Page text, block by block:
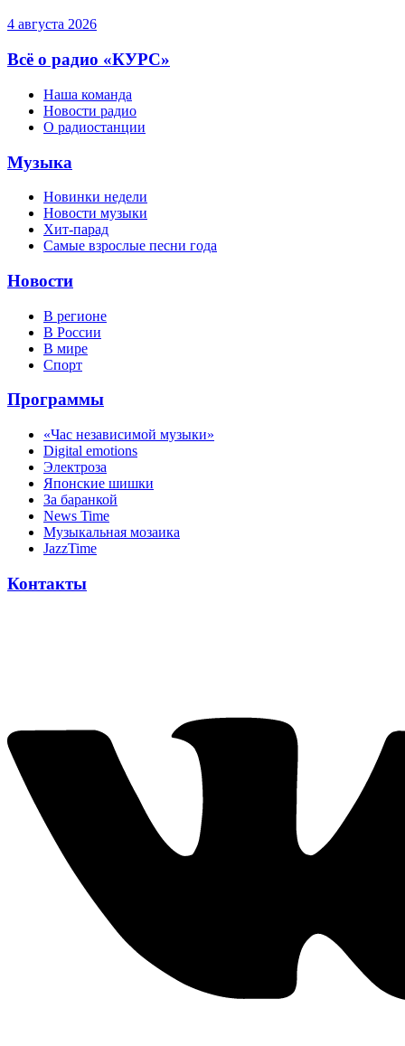
4 августа 2026
Всё о радио «КУРС»
Наша команда
Новости радио
О радиостанции
Музыка
Новинки недели
Новости музыки
Хит-парад
Самые взрослые песни года
Новости
В регионе
В России
В мире
Спорт
Программы
«Час независимой музыки»
Digital emotions
Электроза
Японскиe шишки
За баранкой
News Time
Музыкальная мозаика
JazzTime
Контакты